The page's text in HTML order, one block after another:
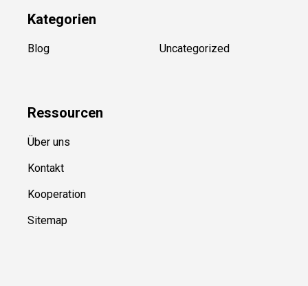
Kategorien
Blog Uncategorized
Ressourcen
Über uns
Kontakt
Kooperation
Sitemap